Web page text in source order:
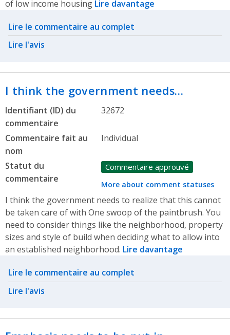
of low income housing Lire davantage
Related actions
Lire le commentaire au complet
Lire l'avis
I think the government needs…
Identifiant (ID) du
commentaire
32672
Commentaire fait au
nom
Individual
Statut du
commentaire
Commentaire approuvé
More about comment statuses
I think the government needs to realize that this cannot
be taken care of with One swoop of the paintbrush. You
need to consider things like the neighborhood, property
sizes and style of build when deciding what to allow into
an established neighborhood. Lire davantage
Related actions
Lire le commentaire au complet
Lire l'avis